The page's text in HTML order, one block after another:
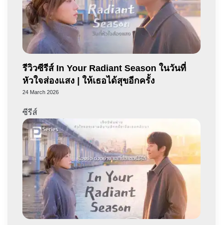
รีวิวซีรีส์ In Your Radiant Season ในวันที่
หัวใจส่องแสง | ให้เธอได้สุขอีกครั้ง
24 March 2026
ซีรีส์